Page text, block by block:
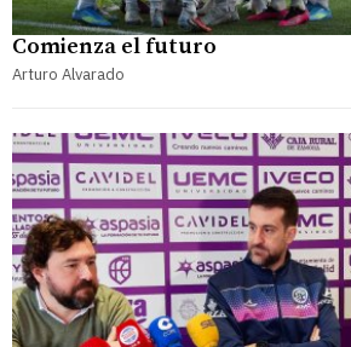
Comienza el futuro
Arturo Alvarado